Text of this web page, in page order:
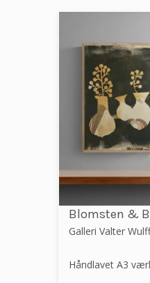
Blomsten &
Galleri Valter Wulff
Håndlavet A3